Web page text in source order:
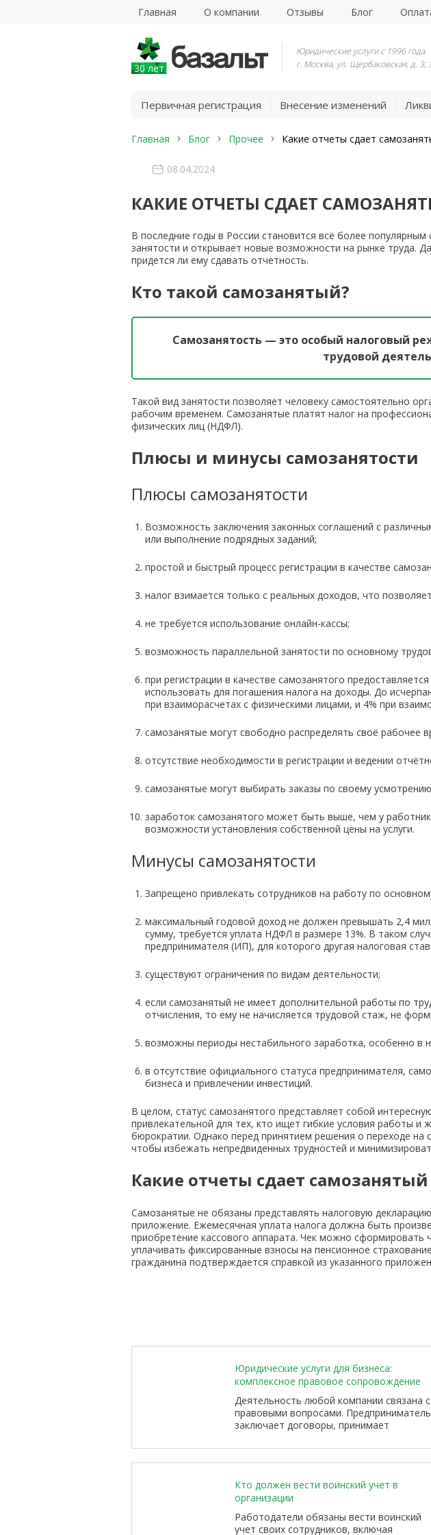
Главная О компании Отзывы Блог
30 лет
Юридические услуги с 1996 года
г. Москва, ул. Щербаковская, д. 3,
Первичная регистрация Внесение изменений
Главная Блог Прочее Какие отчеты сдает
08.04.2024
КАКИЕ ОТЧЕТЫ СДАЕТ
В последние годы в России становится всё более
занятости и открывает новые возможности на рынке труда.
придется ли ему сдавать отчетность.
Кто такой самозанятый?
Самозанятость — это особый налоговый
трудовой
Такой вид занятости позволяет человеку самостоятельно
рабочим временем. Самозанятые платят налог на
физических лиц (НДФЛ).
Плюсы и минусы самозанятости
Плюсы самозанятости
Возможность заключения законных соглашений с
или выполнение подрядных заданий;
простой и быстрый процесс регистрации в качестве
налог взимается только с реальных доходов, что
не требуется использование онлайн-кассы;
возможность параллельной занятости по основному
при регистрации в качестве самозанятого
использовать для погашения налога на доходы. До
при взаиморасчетах с физическими лицами, и 4% при
самозанятые могут свободно распределять своё рабочее
отсутствие необходимости в регистрации и ведении
самозанятые могут выбирать заказы по своему
заработок самозанятого может быть выше, чем у
возможности установления собственной цены на услуги.
Минусы самозанятости
Запрещено привлекать сотрудников на работу по
максимальный годовой доход не должен превышать 2,4
сумму, требуется уплата НДФЛ в размере 13%. В таком
предпринимателя (ИП), для которого другая налоговая
существуют ограничения по видам деятельности;
если самозанятый не имеет дополнительной работы по
отчисления, то ему не начисляется трудовой стаж, не
возможны периоды нестабильного заработка, особенно в
в отсутствие официального статуса предпринимателя,
бизнеса и привлечении инвестиций.
В целом, статус самозанятого представляет собой
привлекательной для тех, кто ищет гибкие условия работы
бюрократии. Однако перед принятием решения о переходе
чтобы избежать непредвиденных трудностей и
Какие отчеты сдает самозанятый
Самозанятые не обязаны представлять налоговую
приложение. Ежемесячная уплата налога должна быть
приобретение кассового аппарата. Чек можно
уплачивать фиксированные взносы на пенсионное
гражданина подтверждается справкой из указанного
Юридические услуги для бизнеса:
комплексное правовое сопровождение
Деятельность любой компании связана с
правовыми вопросами. Предприниматель
заключает договоры, принимает
арендует или приобретает
взаимодействует с государственными
повлиять на финансовое положение,
репутацию и устойчивость бизнеса.
Кто должен вести воинский учет в
организации
Работодатели обязаны вести воинский
учет своих сотрудников, включая